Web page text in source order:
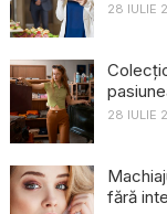
28 IULIE
28 IULIE
fără